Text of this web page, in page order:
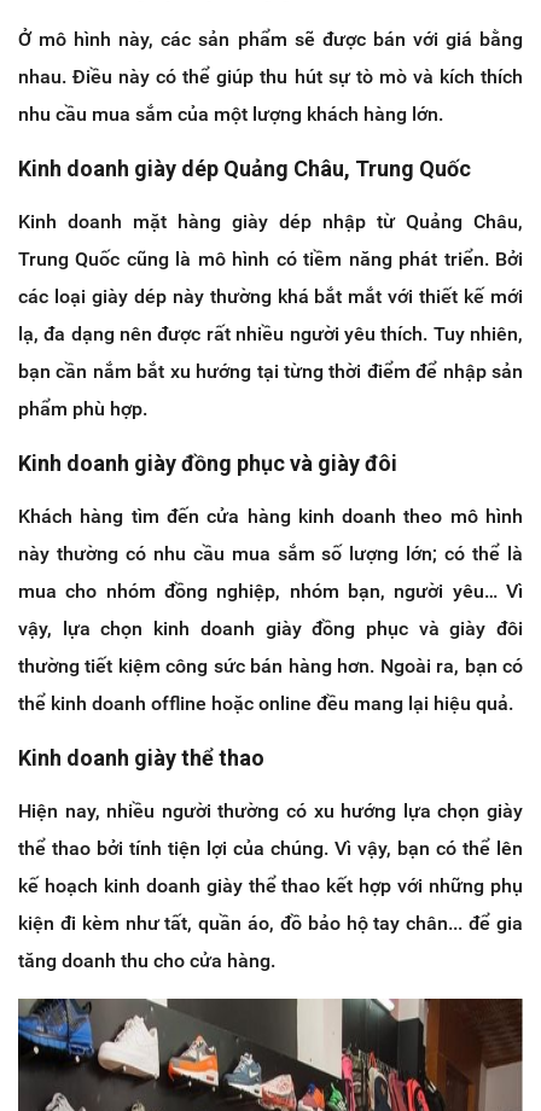
Ở mô hình này, các sản phẩm sẽ được bán với giá bằng
nhau. Điều này có thể giúp thu hút sự tò mò và kích thích
nhu cầu mua sắm của một lượng khách hàng lớn.
Kinh doanh giày dép Quảng Châu, Trung Quốc
Kinh doanh mặt hàng giày dép nhập từ Quảng Châu,
Trung Quốc cũng là mô hình có tiềm năng phát triển. Bởi
các loại giày dép này thường khá bắt mắt với thiết kế mới
lạ, đa dạng nên được rất nhiều người yêu thích. Tuy nhiên,
bạn cần nắm bắt xu hướng tại từng thời điểm để nhập sản
phẩm phù hợp.
Kinh doanh giày đồng phục và giày đôi
Khách hàng tìm đến cửa hàng kinh doanh theo mô hình
này thường có nhu cầu mua sắm số lượng lớn; có thể là
mua cho nhóm đồng nghiệp, nhóm bạn, người yêu… Vì
vậy, lựa chọn kinh doanh giày đồng phục và giày đôi
thường tiết kiệm công sức bán hàng hơn. Ngoài ra, bạn có
thể kinh doanh offline hoặc online đều mang lại hiệu quả.
Kinh doanh giày thể thao
Hiện nay, nhiều người thường có xu hướng lựa chọn giày
thể thao bởi tính tiện lợi của chúng. Vì vậy, bạn có thể lên
kế hoạch kinh doanh giày thể thao kết hợp với những phụ
kiện đi kèm như tất, quần áo, đồ bảo hộ tay chân... để gia
tăng doanh thu cho cửa hàng.